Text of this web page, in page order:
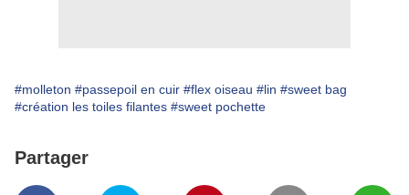
#molleton #passepoil en cuir #flex oiseau #lin #sweet bag
#création les toiles filantes #sweet pochette
Partager